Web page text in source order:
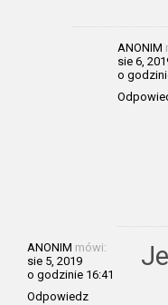
ANONIM
sie 6,
o
ANONIM mówi:
sie 5, 2019
o godzinie 16:41
Odpowiedz